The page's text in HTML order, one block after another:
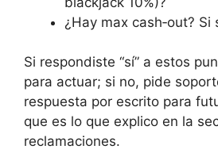
¿Hay max cash‑out?
Si respondiste “sí” a estos
para actuar; si no, pide
respuesta por escrito para
que es lo que explico en la
reclamaciones.